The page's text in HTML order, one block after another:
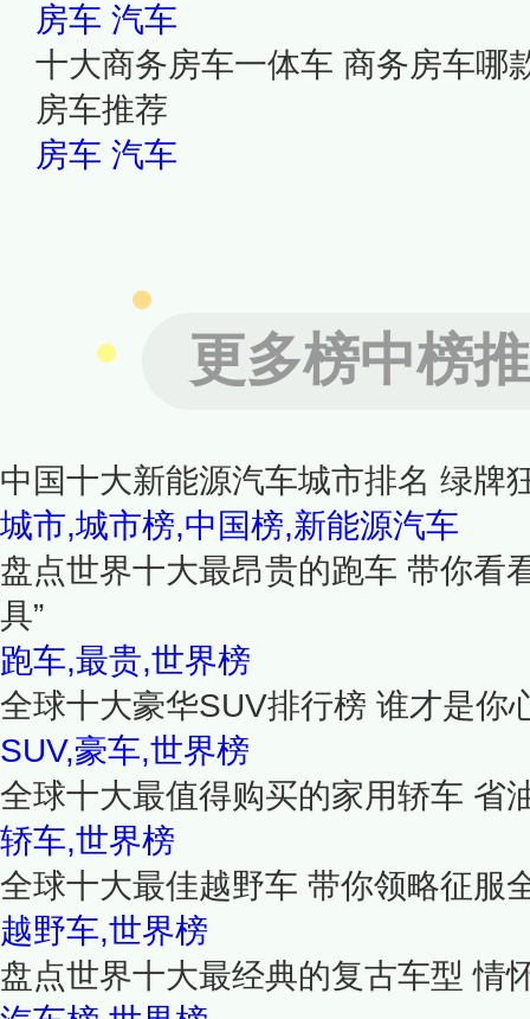
房车 汽车
十大商务房车一体车 商务房车哪
房车推荐
房车 汽车
更多榜中榜
中国十大新能源汽车城市排名 绿牌
城市,城市榜,中国榜,新能源汽车
盘点世界十大最昂贵的跑车 带你看
具”
跑车,最贵,世界榜
全球十大豪华SUV排行榜 谁才是你
SUV,豪车,世界榜
全球十大最值得购买的家用轿车 省
轿车,世界榜
全球十大最佳越野车 带你领略征服
越野车,世界榜
盘点世界十大最经典的复古车型 情